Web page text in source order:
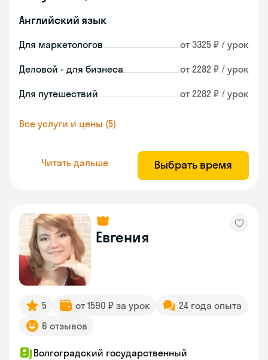
Английский язык
Для маркетологов от 3325 ₽ / урок
Деловой - для бизнеса от 2282 ₽ / урок
Для путешествий от 2282 ₽ / урок
Все услуги и цены (5)
Читать дальше Выбрать время
Евгения
5 от 1590 ₽ за урок
24 года опыта
6 отзывов
Волгоградский государственный